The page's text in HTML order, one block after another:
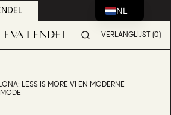
VERLANGLIJST (0)
LESS IS MORE VI EN MODERNE
NL